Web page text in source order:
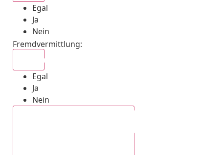
Egal
Ja
Nein
Fremdvermittlung:
Egal
Ja
Nein